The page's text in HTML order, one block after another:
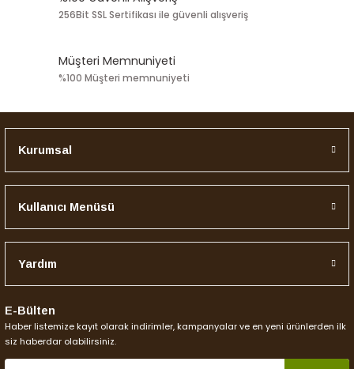
256Bit SSL Sertifikası ile güvenli alışveriş
Müşteri Memnuniyeti
%100 Müşteri memnuniyeti
Kurumsal
Kullanıcı Menüsü
Yardım
E-Bülten
Haber listemize kayıt olarak indirimler, kampanyalar ve en yeni ürünlerden ilk
siz haberdar olabilirsiniz.